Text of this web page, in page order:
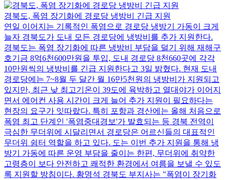
경북도, 폭염 장기화에 경로당 냉방비 긴급 지원
연일 이어지는 기록적인 폭염으로 경로당 냉방기 가동이 크게
늘자 경북도가 도내 모든 경로당에 냉방비를 추가 지원한다.
경북도는 폭염 장기화에 따른 냉방비 부담을 덜기 위해 재해구
호기금 8억6천600만원을 투입, 도내 경로당 8천660곳에 각각
10만원씩의 냉방비를 긴급 지원한다고 3일 밝혔다. 현재 도내
경로당에는 7~8월 두 달간 월 16만5천원의 냉방비가 지원되고
있지만, 최근 낮 최고기온이 39도에 육박하고 열대야가 이어지
면서 에어컨 사용 시간이 크게 늘어 추가 지원이 필요하다는
현장의 요구가 잇따랐다. 특히 포항과 경산에는 올해 처음으로
폭염 최고 단계인 '폭염중대경보'가 발효되는 등 경북 전역이
극심한 무더위에 시달리면서 경로당은 어르신들의 대표적인
무더위 쉼터 역할을 하고 있다. 도는 이번 추가 지원을 통해 냉
방기 가동에 따른 운영 부담을 줄이는 한편, 무더위에 취약한
고령층이 보다 안전하고 쾌적한 환경에서 여름을 보낼 수 있도
록 지원할 방침이다. 황명석 경북도 부지사는 "폭염이 장기화